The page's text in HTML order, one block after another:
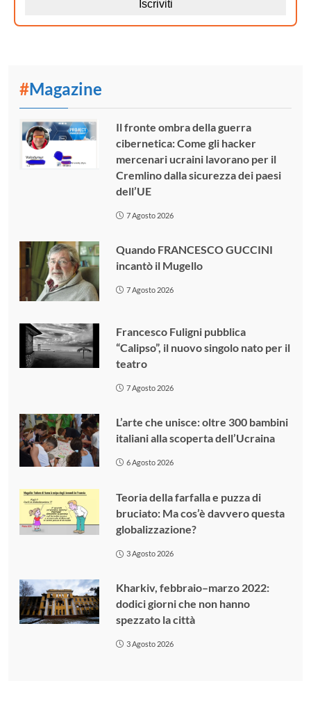
#Magazine
Il fronte ombra della guerra
cibernetica: Come gli hacker
mercenari ucraini lavorano per il
Cremlino dalla sicurezza dei paesi
dell’UE
7 Agosto 2026
Quando FRANCESCO GUCCINI
incantò il Mugello
7 Agosto 2026
Francesco Fuligni pubblica
“Calipso”, il nuovo singolo nato per il
teatro
7 Agosto 2026
L’arte che unisce: oltre 300 bambini
italiani alla scoperta dell’Ucraina
6 Agosto 2026
Teoria della farfalla e puzza di
bruciato: Ma cos’è davvero questa
globalizzazione?
3 Agosto 2026
Kharkiv, febbraio–marzo 2022:
dodici giorni che non hanno
spezzato la città
3 Agosto 2026